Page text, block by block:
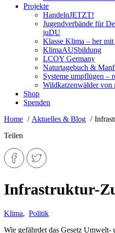
Projekte
HandelnJETZT!
Jugendverbände für
juDU
Klasse Klima – her
KlimaAUSbildung
LCOY Germany
Naturtagebuch &
Systeme umpflügen –
Wildkatzenwälder von
Shop
Spenden
Home
Aktuelles & Blog
Teilen
Infrastruktur-
Klima, Politik
Wie gefährdet das Gesetz Umwelt-